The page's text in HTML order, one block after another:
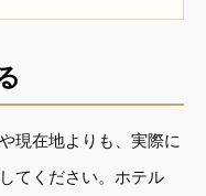
現在地よりも、実際に
てください。ホテル